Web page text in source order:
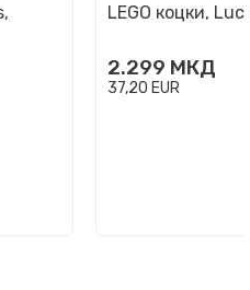
LEGO коцки,
2.299 МКД
37,20 EUR